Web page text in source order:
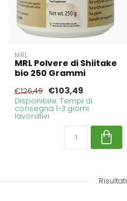
MRL
MRL Polvere di Shiitake
bio 250 Grammi
€126,49 €103,49
Disponibile. Tempi di
consegna 1-3 giorni
lavorativi
Risultati